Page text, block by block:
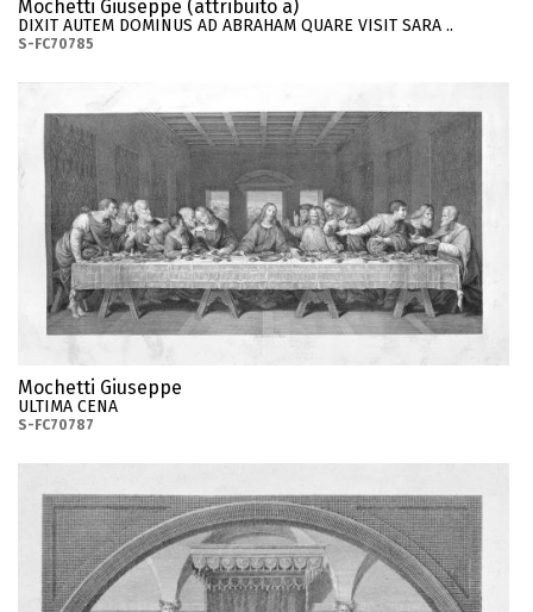
Mochetti Giuseppe (attribuito a)
DIXIT AUTEM DOMINUS AD ABRAHAM QUARE VISIT SARA ..
S-FC70785
Mochetti Giuseppe
ULTIMA CENA
S-FC70787